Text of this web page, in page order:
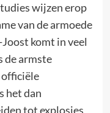
wijzen erop
van de armoede
komt in veel
de armste
officiële
het dan
tot explosies